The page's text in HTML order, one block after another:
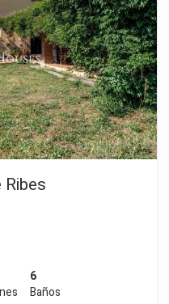
dobles y una
servicio a todos loa
24 horas y por disfrutar
Adicionalmente, en el
BSB (British School
piscina y campos de
6
Baños